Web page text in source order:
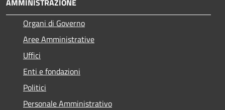
Organi di Governo
Aree Amministrative
Uffici
Enti e fondazioni
Politici
Personale Amministrativo